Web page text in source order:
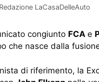
Redazione LaCasaDelleAuto
congiunto FCA e
che nasce dalla
di riferimento, la